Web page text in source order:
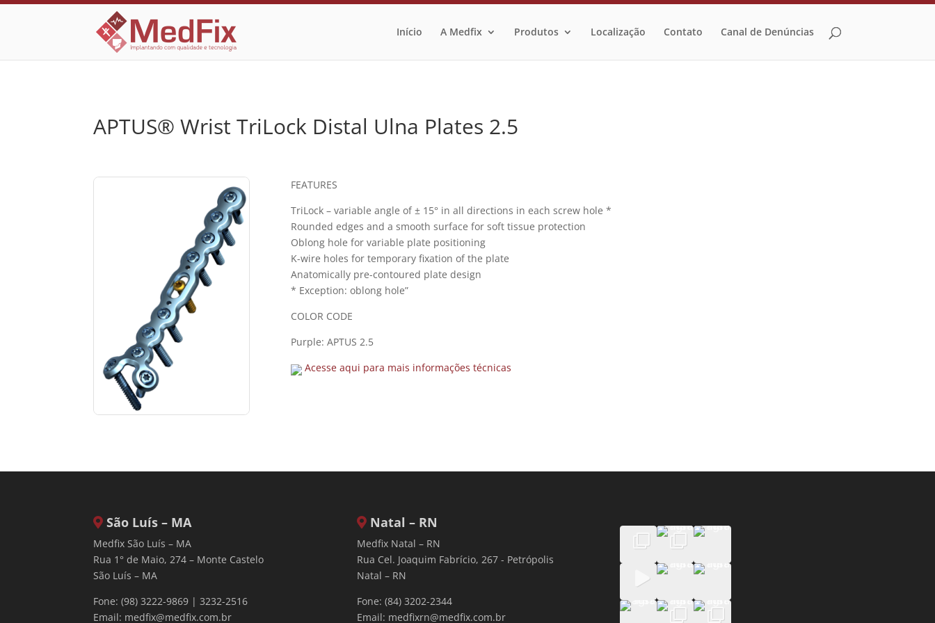
Início A Medfix Produtos Localização Contato Canal de Denúncias
APTUS® Wrist TriLock Distal Ulna Plates 2.5
FEATURES
TriLock – variable angle of ± 15° in all directions in each screw hole *
Rounded edges and a smooth surface for soft tissue protection
Oblong hole for variable plate positioning
K-wire holes for temporary fixation of the plate
Anatomically pre-contoured plate design
* Exception: oblong hole”
COLOR CODE
Purple: APTUS 2.5
Acesse aqui para mais informações técnicas
São Luís – MA
Medfix São Luís – MA
Rua 1° de Maio, 274 – Monte Castelo
São Luís – MA
Fone: (98) 3222-9869 | 3232-2516
Email: medfix@medfix.com.br
Natal – RN
Medfix Natal – RN
Rua Cel. Joaquim Fabrício, 267 - Petrópolis
Natal – RN
Fone: (84) 3202-2344
Email: medfixrn@medfix.com.br